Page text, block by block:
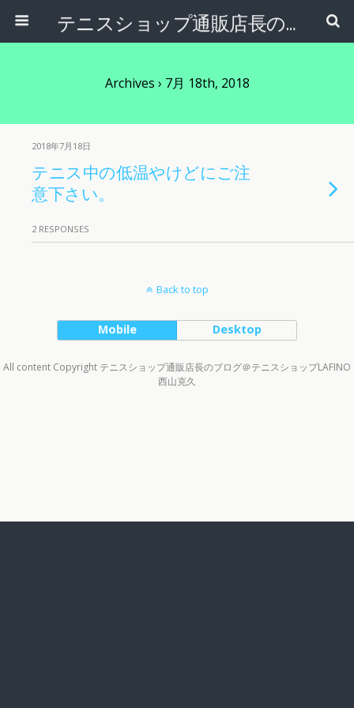
テニスショップ通販店長のブログ＠テニスショップLAFINO 西山克久
Archives › 7月 18th, 2018
2018年7月18日
テニス中の低温やけどにご注
意下さい。
2 RESPONSES
Back to top
Mobile Desktop
All content Copyright テニスショップ通販店長のブログ＠テニスショップLAFINO
西山克久